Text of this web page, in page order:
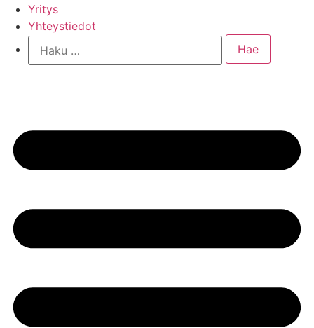
Yritys
Yhteystiedot